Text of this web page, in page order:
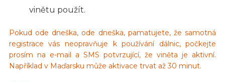
vinětu použít.
Pokud ode dneška, ode dneška, pamatujete, že samotná
registrace vás neopravňuje k používání dálnic, počkejte
prosím na e-mail a SMS potvrzující, že viněta je aktivní.
Například v Maďarsku může aktivace trvat až 30 minut.